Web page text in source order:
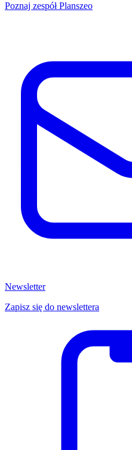
Poznaj zespół Planszeo
Newsletter
Zapisz się do newslettera